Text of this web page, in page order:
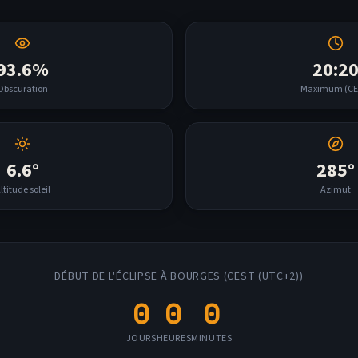
% 20:20
Maximum (
6.6°
soleil
285°
Azimut
DÉBUT DE L'ÉCLIPSE À BOURGES (CEST (UTC+2))
0
JOURS
0
HEURES
0
MINUTES